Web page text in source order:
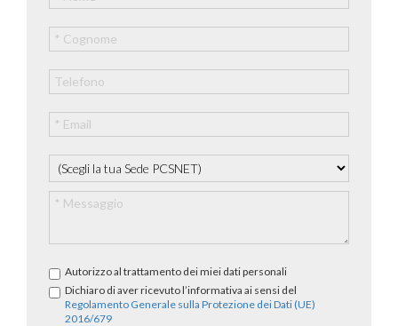
Autorizzo al trattamento dei miei dati personali
Dichiaro di aver ricevuto l’informativa ai sensi del
Regolamento Generale sulla Protezione dei Dati (UE)
2016/679